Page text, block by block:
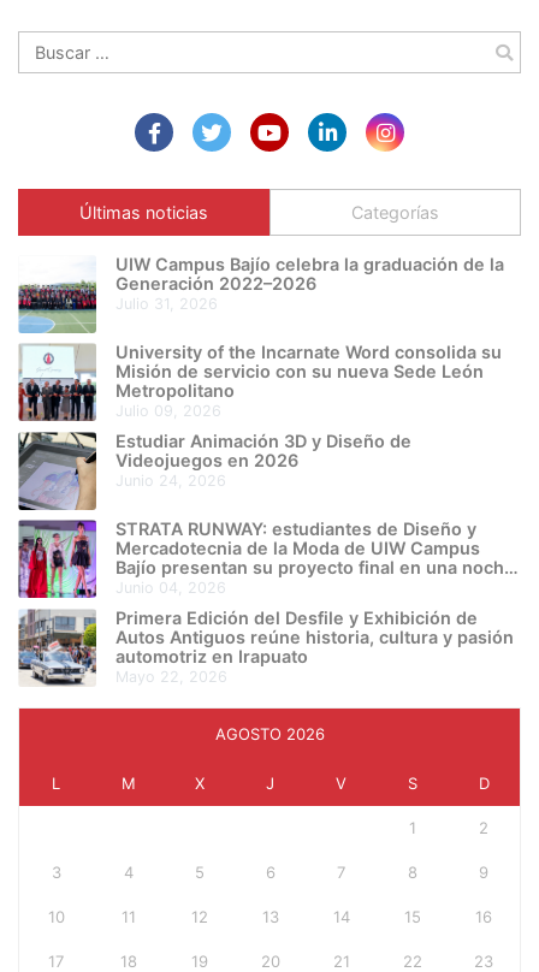
Buscar:
Últimas noticias Categorías
UIW Campus Bajío celebra la graduación de la
Generación 2022–2026
julio 31, 2026
University of the Incarnate Word consolida su
Misión de servicio con su nueva Sede León
Metropolitano
julio 09, 2026
Estudiar Animación 3D y Diseño de
Videojuegos en 2026
junio 24, 2026
STRATA RUNWAY: estudiantes de Diseño y
Mercadotecnia de la Moda de UIW Campus
Bajío presentan su proyecto final en una noche
de creatividad e innovación
junio 04, 2026
Primera Edición del Desfile y Exhibición de
Autos Antiguos reúne historia, cultura y pasión
automotriz en Irapuato
mayo 22, 2026
AGOSTO 2026
L M X J V S D
1 2
3 4 5 6 7 8 9
10 11 12 13 14 15 16
17 18 19 20 21 22 23